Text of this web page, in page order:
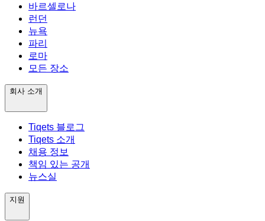
바르셀로나
런던
뉴욕
파리
로마
모든 장소
회사 소개
Tiqets 블로그
Tiqets 소개
채용 정보
책임 있는 공개
뉴스실
지원